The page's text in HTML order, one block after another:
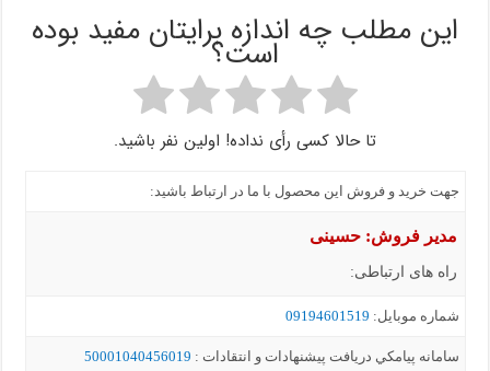
این مطلب چه اندازه برایتان مفید بوده
است؟
تا حالا کسی رأی نداده! اولین نفر باشید.
جهت خرید و فروش این محصول با ما در ارتباط باشید:
مدیر فروش: حسینی
راه های ارتباطی:
شماره موبايل: 09194601519
سامانه پيامکي دریافت پیشنهادات و انتقادات : 50001040456019